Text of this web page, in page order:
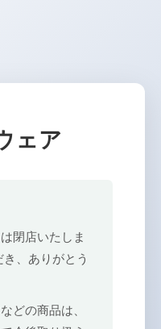
ェア
閉店いたしま
、ありがとう
どの商品は、